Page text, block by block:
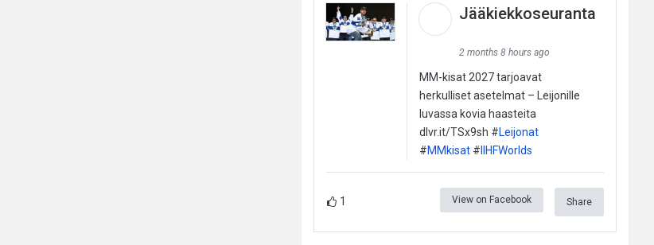
Jääkiekkoseuranta
2 months 8 hours ago
MM-kisat 2027 tarjoavat
herkulliset asetelmat – Leijonille
luvassa kovia haasteita
dlvr.it/TSx9sh #Leijonat
#MMkisat#IIHFWorlds
1 View on Facebook Share